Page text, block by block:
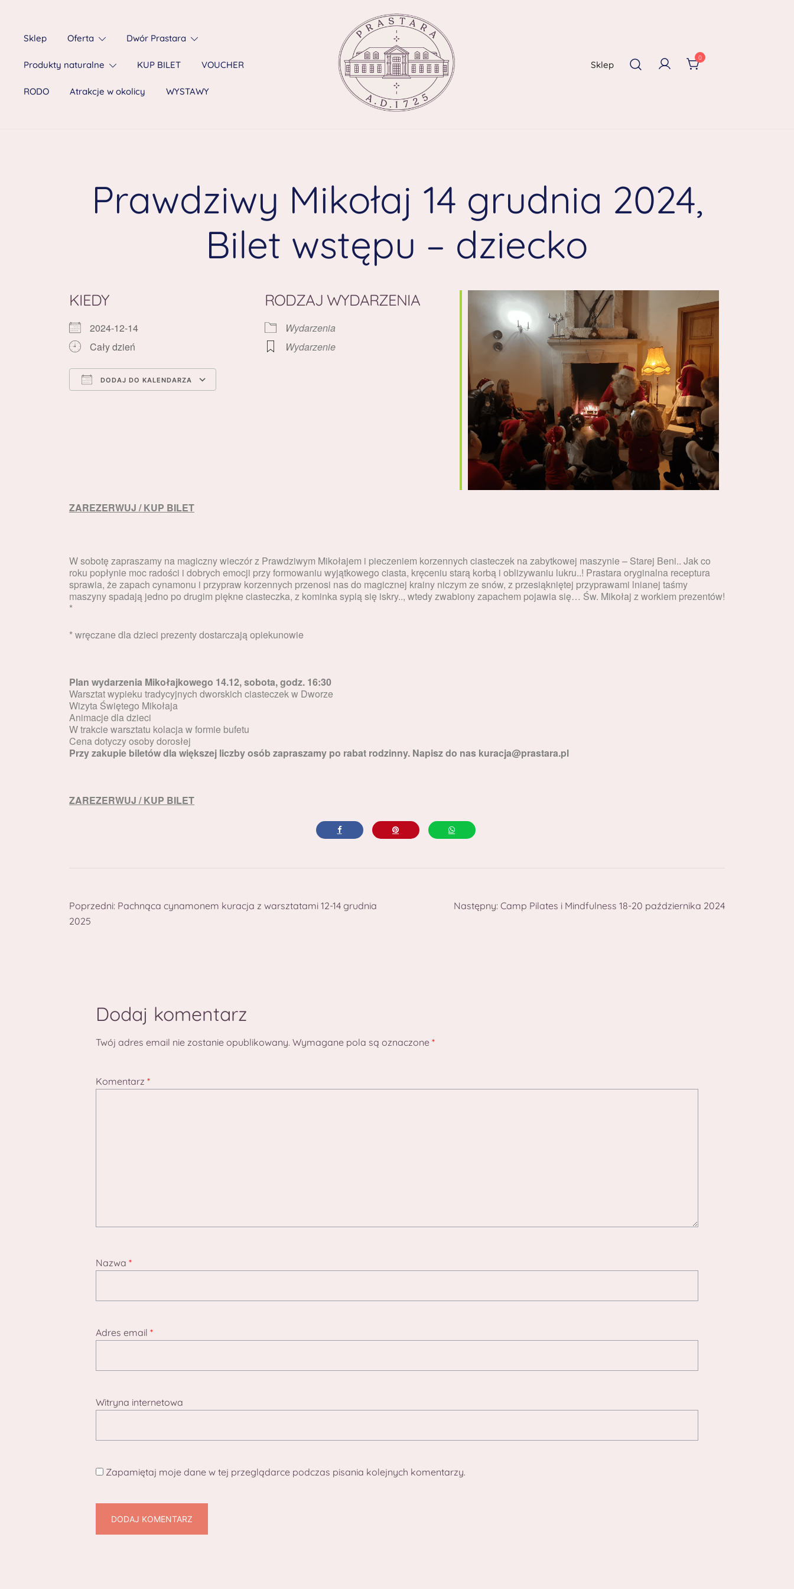
Sklep Oferta Dwór Prastara
Produkty naturalne KUP BILET VOUCHER
RODO Atrakcje w okolicy WYSTAWY
Sklep
0
Prawdziwy Mikołaj 14 grudnia 2024,
Bilet wstępu – dziecko
KIEDY
2024-12-14
Cały dzień
DODAJ DO KALENDARZA
Office 365 Outlook Live
RODZAJ WYDARZENIA
Wydarzenia
Wydarzenie
ZAREZERWUJ / KUP BILET
W sobotę zapraszamy na magiczny wieczór z Prawdziwym Mikołajem i pieczeniem korzennych ciasteczek na zabytkowej maszynie – Starej Beni.. Jak co
roku popłynie moc radości i dobrych emocji przy formowaniu wyjątkowego ciasta, kręceniu starą korbą i oblizywaniu lukru..! Prastara oryginalna receptura
sprawia, że zapach cynamonu i przypraw korzennych przenosi nas do magicznej krainy niczym ze snów, z przesiąkniętej przyprawami lnianej taśmy
maszyny spadają jedno po drugim piękne ciasteczka, z kominka sypią się iskry.., wtedy zwabiony zapachem pojawia się… Św. Mikołaj z workiem prezentów!
*
* wręczane dla dzieci prezenty dostarczają opiekunowie
Plan wydarzenia Mikołajkowego 14.12, sobota, godz. 16:30
Warsztat wypieku tradycyjnych dworskich ciasteczek w Dworze
Wizyta Świętego Mikołaja
Animacje dla dzieci
W trakcie warsztatu kolacja w formie bufetu
Cena dotyczy osoby dorosłej
Przy zakupie biletów dla większej liczby osób zapraszamy po rabat rodzinny. Napisz do nas kuracja@prastara.pl
ZAREZERWUJ / KUP BILET
Poprzedni: Pachnąca cynamonem kuracja z warsztatami 12-14 grudnia
2025
Następny: Camp Pilates i Mindfulness 18-20 października 2024
Dodaj komentarz
Twój adres email nie zostanie opublikowany. Wymagane pola są oznaczone *
Komentarz *
Nazwa *
Adres email *
Witryna internetowa
Zapamiętaj moje dane w tej przeglądarce podczas pisania kolejnych komentarzy.